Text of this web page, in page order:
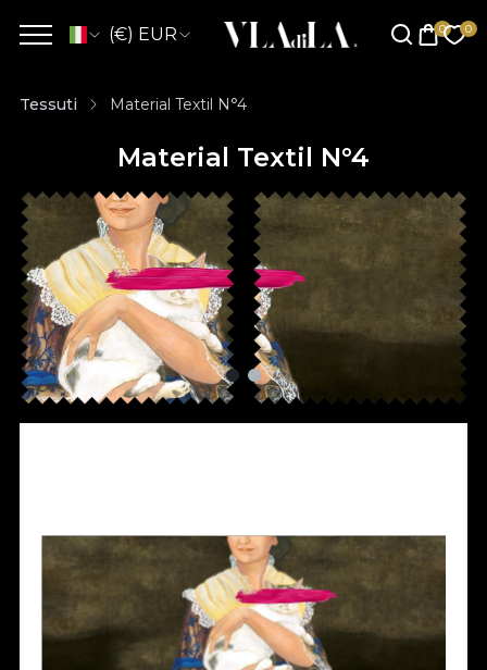
(€) EUR
Tessuti Material Textil N°4
Material Textil N°4